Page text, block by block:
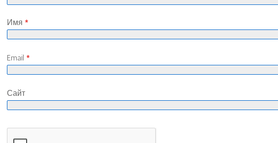
Имя*
Email*
Сайт